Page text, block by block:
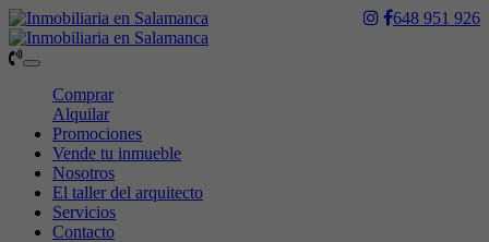
648 951 926
Toggle
navigation
Comprar
Alquilar
Promociones
Vende tu inmueble
Nosotros
El taller del arquitecto
Servicios
Contacto